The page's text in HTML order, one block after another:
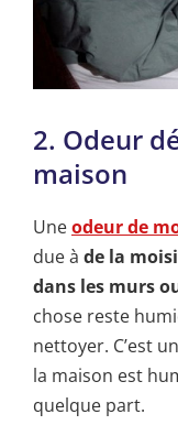
2. Odeur
maison
Uneodeur de
due à de la
dans les murs
chose reste
nettoyer. C’est
la maison est
quelque part.